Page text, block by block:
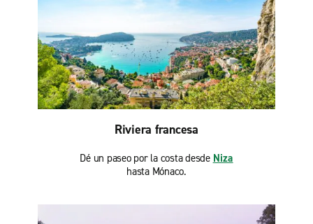
Riviera francesa
Dé un paseo por la costa desde Niza
hasta Mónaco.